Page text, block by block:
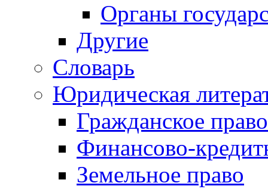
Органы
Другие
Словарь
Юридическая
Гражданское право
Финансово-
Земельное право